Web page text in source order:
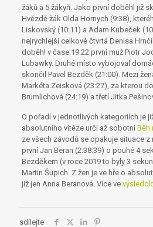
žáků a 5 žákyň. Jako první doběhl již
Hvězdě žák Olda Hornych (9:38),
Liskovský (10:11) a Adam Kubeček
nejrychlejší celkově čtvrtá Denisa
doběhl v čase 19:22 první muž Piotr
Lubawky. Druhé místo vybojoval
skončil Pavel Bezděk (21:00). Mezi
Markéta Zeisková (23:27), za kterou
Brumlichová (24:19) a třetí Jitka
O pořadí v jednotlivých kategoriích je
absolutního vítěze určí až sobotní Běh
ze všech závodů se opakuje situace z
první Jan Beran (2:38:39) o pouhé 4
Bezděkem (v roce 2019 to byly 3
Martin Šupich. Z žen je ve hře o
již jen Anna Beranová. Více ve
sdílejte